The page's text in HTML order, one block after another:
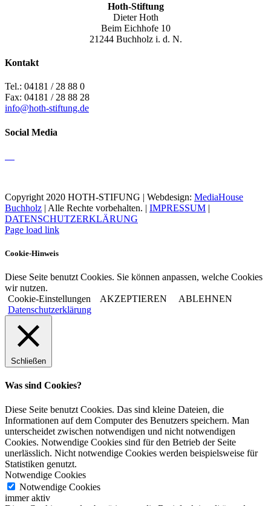
Hoth-Stiftung
Dieter Hoth
Beim Eichhofe 10
21244 Buchholz i. d. N.
Kontakt
Tel.: 04181 / 28 88 0
Fax: 04181 / 28 88 28
info@hoth-stiftung.de
Social Media
Copyright 2020 HOTH-STIFUNG | Webdesign: MediaHouse
Buchholz | Alle Rechte vorbehalten. | IMPRESSUM |
DATENSCHUTZERKLÄRUNG
Page load link
Cookie-Hinweis
Diese Seite benutzt Cookies. Sie können anpassen, welche Cookies
wir nutzen.
Cookie-Einstellungen
AKZEPTIEREN
ABLEHNEN
Datenschutzerklärung
Schließen
Was sind Cookies?
Diese Seite benutzt Cookies. Das sind kleine Dateien, die
Informationen auf dem Computer des Benutzers speichern. Man
unterscheidet zwischen notwendigen und nicht notwendigen
Cookies. Notwendige Cookies sind für den Betrieb der Seite
unerlässlich. Nicht notwendige Cookies werden beispielsweise für
Statistiken genutzt.
Notwendige Cookies
Notwendige Cookies
immer aktiv